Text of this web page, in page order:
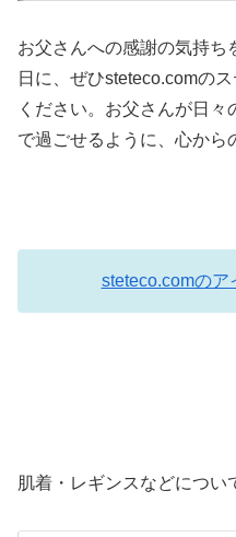
お父さんへの感謝の気持ち
日に、ぜひsteteco.comの
ください。お父さんが日
で過ごせるように、心から
steteco.comのア
肌着・レギンスなどについ